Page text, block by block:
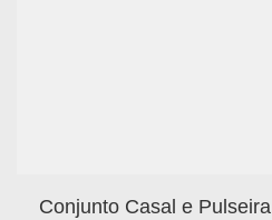
Conjunto Casal e Pulseira